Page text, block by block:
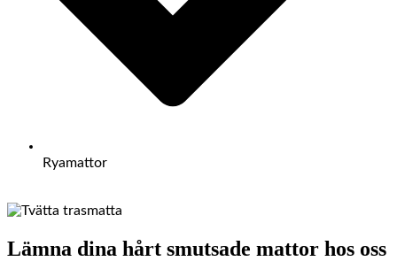
Ryamattor
Lämna dina hårt smutsade mattor hos oss